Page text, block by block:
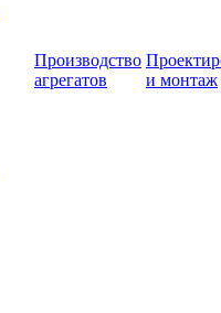
Производство
агрегатов
и монтаж